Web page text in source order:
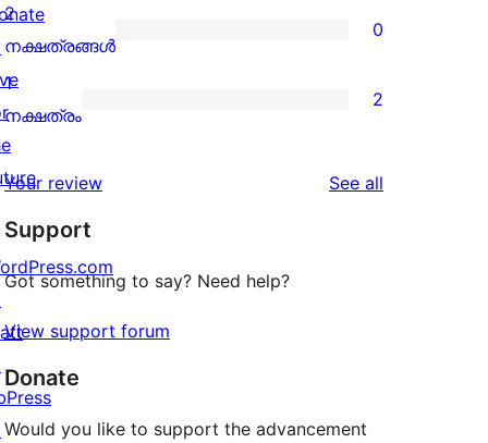
3-
star
reviews
0
2-
star
reviews
2
നക്ഷത്രങ്ങൾ
0
2
1-
star
1
നക്ഷത്രം
2
Your review See all
Support
Got something to say? Need help?
View support forum
Donate
Would you like to support the advancement